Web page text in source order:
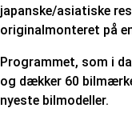
japanske/asiatiske
originalmonteret på
Programmet, som i
og dækker 60
nyeste bilmodeller.